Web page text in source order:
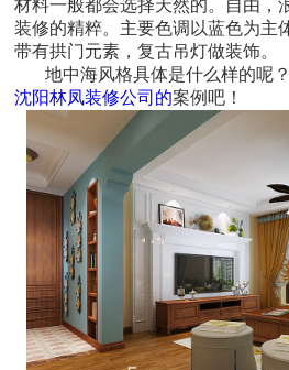
材料一般都会选择天然的。自由，
装修的精粹。主要色调以蓝色为主
带有拱门元素，复古吊灯做装饰。
地中海风格具体是什么样的呢
沈阳林凤装修公司的案例吧！